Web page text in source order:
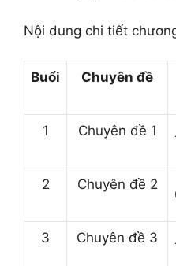
Nội dung chi tiết
Buổi Chuyên đề
1 Chuyên đề 1
2 Chuyên đề 2
3 Chuyên đề 3